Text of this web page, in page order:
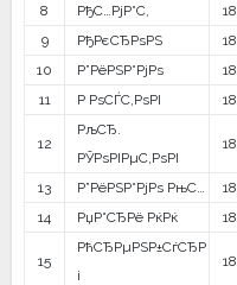
8
РђС…РјР°С‚ 18
9
РђРєСЂРѕРЅ 18
10
Р”РёРЅР°РјРѕ 18
11
Р РѕСЃС‚РѕРІ 18
12
РљСЂ.
РЎРѕРІРµС‚РѕРІ
18
13 Р”РёРЅР°РјРѕ РњС… 18
14
РџР°СЂРё РќРќ 18
15
РћСЂРµРЅР±СѓСЂР
і
18